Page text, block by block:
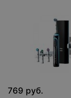
769 руб.